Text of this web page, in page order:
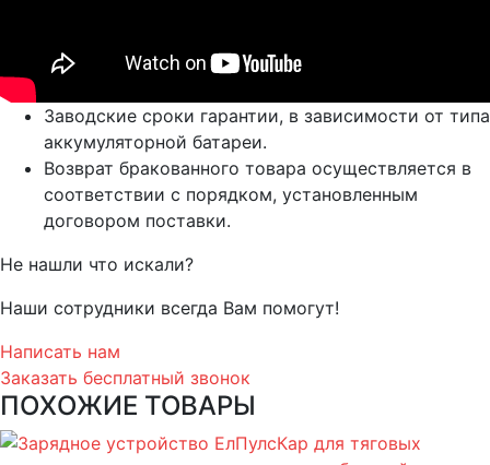
Заводские сроки гарантии, в зависимости от типа
аккумуляторной батареи.
Возврат бракованного товара осуществляется в
соответствии с порядком, установленным
договором поставки.
Не нашли что искали?
Наши сотрудники всегда Вам помогут!
Написать нам
Заказать бесплатный звонок
ПОХОЖИЕ ТОВАРЫ